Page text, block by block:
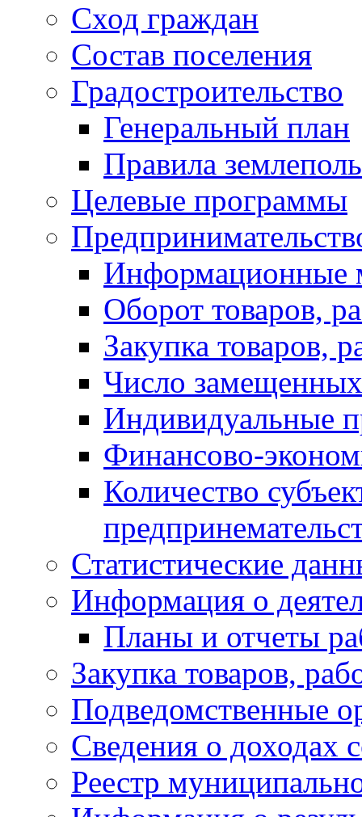
Сход граждан
Состав поселения
Градостроительство
Генеральный план
Правила
Целевые программы
Информационные
Оборот товаров,
Закупка товаров,
Число
Индивидуальные
Финансово-
Количество
Статистические
Информация о
Планы и отчеты
Закупка товаров,
Подведомственные
Сведения о доходах
Реестр